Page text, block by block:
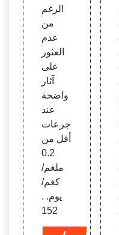
الرغم
من
عدم
العثور
على
آثار
واضحة
عند
جرعات
أقل من
0.2
ملغم/
كغم/
يوم. .
152